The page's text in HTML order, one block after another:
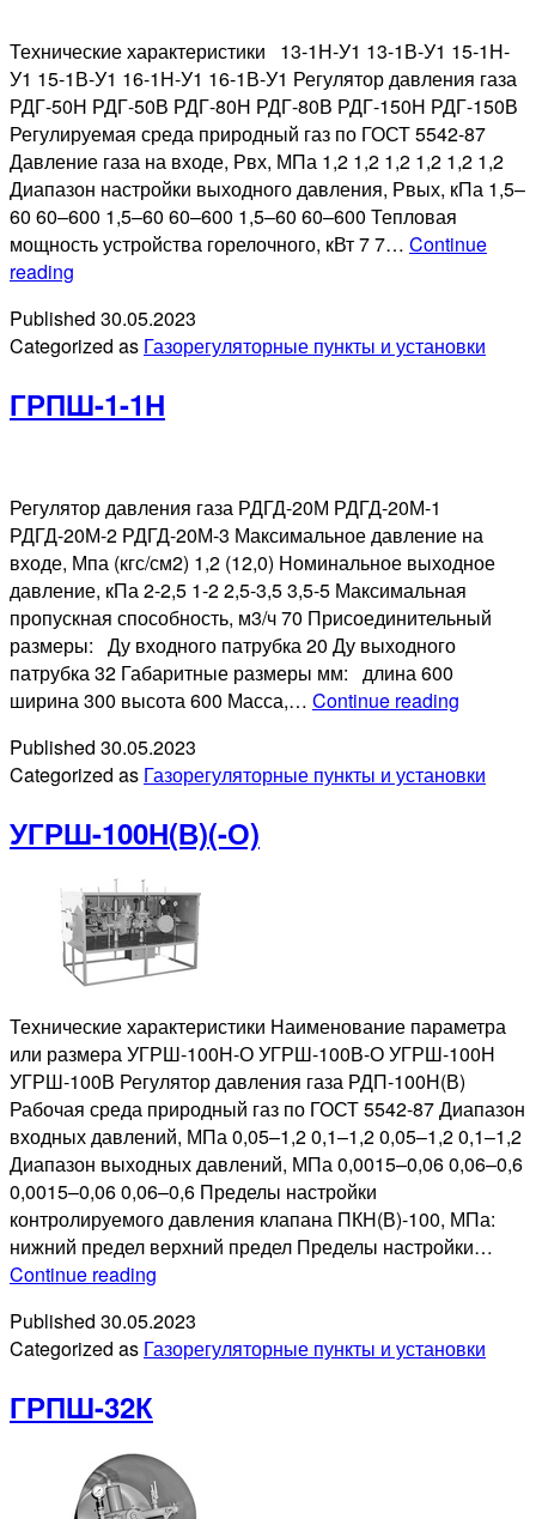
Технические характеристики 13-1Н-У1 13-1В-У1 15-1Н-
У1 15-1В-У1 16-1Н-У1 16-1В-У1 Регулятор давления газа
РДГ-50Н РДГ-50В РДГ-80Н РДГ-80В РДГ-150Н РДГ-150В
Регулируемая среда природный газ по ГОСТ 5542-87
Давление газа на входе, Рвх, МПа 1,2 1,2 1,2 1,2 1,2 1,2
Диапазон настройки выходного давления, Рвых, кПа 1,5–
60 60–600 1,5–60 60–600 1,5–60 60–600 Тепловая
мощность устройства горелочного, кВт 7 7… Continue
reading
У1,
ГРУ-15-
У1,
Published 30.05.2023
Categorized as Газорегуляторные пункты и установки
ГРПШ-1-1Н
Регулятор давления газа РДГД-20М РДГД-20М-1
РДГД-20М-2 РДГД-20М-3 Максимальное давление на
входе, Мпа (кгс/см2) 1,2 (12,0) Номинальное выходное
давление, кПа 2-2,5 1-2 2,5-3,5 3,5-5 Максимальная
пропускная способность, м3/ч 70 Присоединительный
размеры: Ду входного патрубка 20 Ду выходного
патрубка 32 Габаритные размеры мм: длина 600
ширина 300 высота 600 Масса,… Continue reading
Published 30.05.2023
Categorized as Газорегуляторные пункты и установки
УГРШ-100Н(В)(-О)
Технические характеристики Наименование параметра
или размера УГРШ-100Н-О УГРШ-100В-О УГРШ-100Н
УГРШ-100В Регулятор давления газа РДП-100Н(В)
Рабочая среда природный газ по ГОСТ 5542-87 Диапазон
входных давлений, МПа 0,05–1,2 0,1–1,2 0,05–1,2 0,1–1,2
Диапазон выходных давлений, МПа 0,0015–0,06 0,06–0,6
0,0015–0,06 0,06–0,6 Пределы настройки
контролируемого давления клапана ПКН(В)-100, МПа:
нижний предел верхний предел Пределы настройки…
Continue reading
О)
Published 30.05.2023
Categorized as Газорегуляторные пункты и установки
ГРПШ-32К